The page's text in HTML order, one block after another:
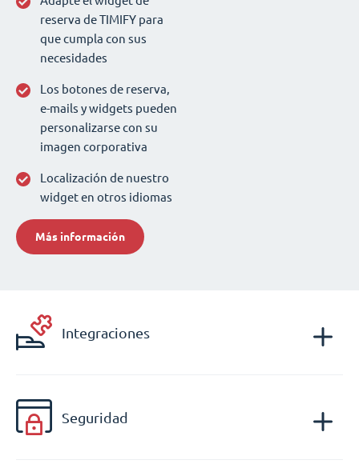
reserva de TIMIFY para
que cumpla con sus
necesidades
Los botones de reserva,
e-mails y widgets pueden
personalizarse con su
imagen corporativa
Localización de nuestro
widget en otros idiomas
Más información
Integraciones
Seguridad